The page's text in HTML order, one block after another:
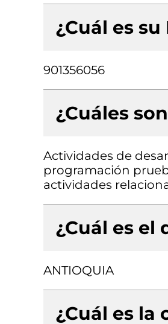
¿Cuál es su
901356056
¿Cuáles
Actividades de
programación
actividades
¿Cuál es el
ANTIOQUIA
¿Cuál es la